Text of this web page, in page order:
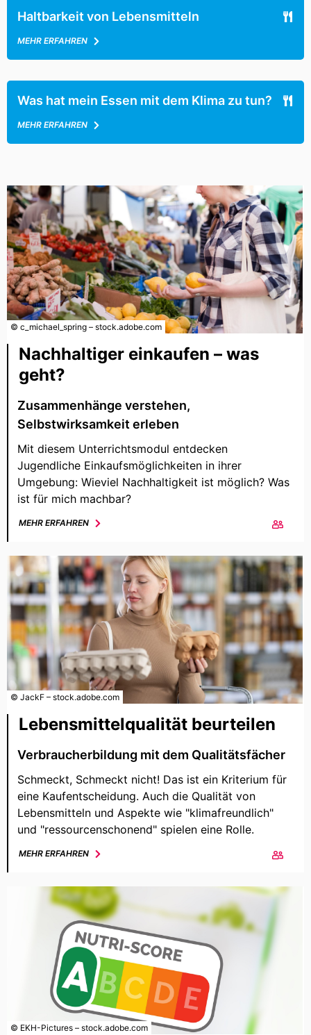
Haltbarkeit von Lebensmitteln
MEHR ERFAHREN
Was hat mein Essen mit dem Klima zu tun?
MEHR ERFAHREN
© c_michael_spring – stock.adobe.com
Nachhaltiger einkaufen – was
geht?
Zusammenhänge verstehen,
Selbstwirksamkeit erleben
Mit diesem Unterrichtsmodul entdecken
Jugendliche Einkaufsmöglichkeiten in ihrer
Umgebung: Wieviel Nachhaltigkeit ist möglich? Was
ist für mich machbar?
MEHR ERFAHREN
© JackF – stock.adobe.com
Lebensmittelqualität beurteilen
Verbraucherbildung mit dem Qualitätsfächer
Schmeckt, Schmeckt nicht! Das ist ein Kriterium für
eine Kaufentscheidung. Auch die Qualität von
Lebensmitteln und Aspekte wie "klimafreundlich"
und "ressourcenschonend" spielen eine Rolle.
MEHR ERFAHREN
© EKH-Pictures – stock.adobe.com